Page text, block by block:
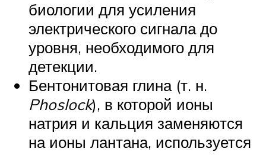
биологии для усиления
электрического сигнала до
уровня, необходимого для
детекции.
Бентонитовая глина (т. н.
Phoslock), в которой ионы
натрия и кальция заменяются
на ионы лантана, используется